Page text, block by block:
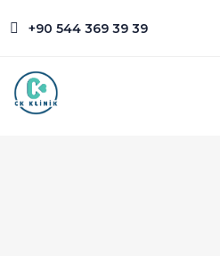
+90 544 369 39 39